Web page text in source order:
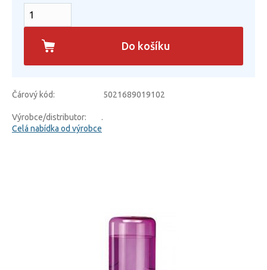
Do košíku
Čárový kód: 5021689019102
Výrobce/distributor:
.
Celá nabídka od výrobce